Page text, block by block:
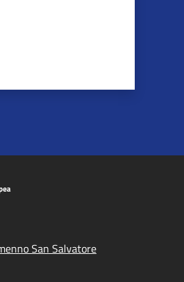
San Salvatore